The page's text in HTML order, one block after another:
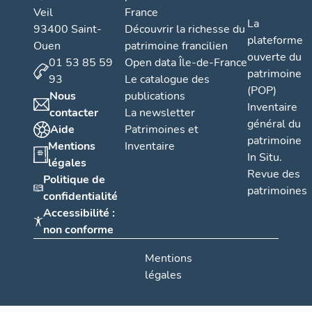
Veil
93400 Saint-
Ouen
01 53 85 59
93
Nous
contacter
Aide
Mentions
légales
Politique de
confidentialité
Accessibilité :
non conforme
France
Découvrir la richesse du
patrimoine francilien
Open data Île-de-France
Le catalogue des
publications
La newsletter
Patrimoines et
Inventaire
La
plateforme
ouverte du
patrimoine
(POP)
Inventaire
général du
patrimoine
In Situ.
Revue des
patrimoines
Mentions
légales